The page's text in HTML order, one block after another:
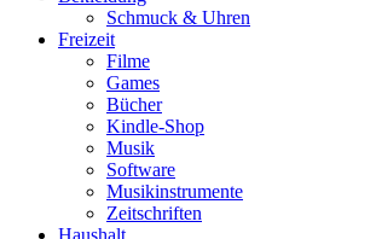
Schmuck & Uhren
Freizeit
Filme
Games
Bücher
Kindle-Shop
Musik
Software
Musikinstrumente
Zeitschriften
Haushalt